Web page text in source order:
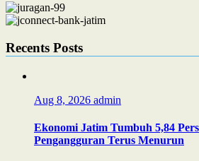
Recents Posts
Aug 8, 2026 admin
Ekonomi Jatim Tumbuh 5,84
Pengangguran Terus Menurun